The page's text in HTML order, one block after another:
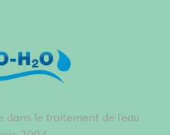
dans le traitement de l’eau